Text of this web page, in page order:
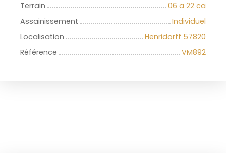
Terrain
06 a 22 ca
Assainissement
Individuel
Localisation
Henridorff 57820
Référence
VM892